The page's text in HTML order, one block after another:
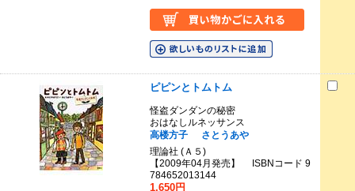
ピピンとトムトム
怪盗ダンダンの秘密
おはなしルネッサンス
高楼方子
さとうあや
理論社 (Ａ５)
【2009年04月発売】 ISBNコード 9
784652013144
1,650円